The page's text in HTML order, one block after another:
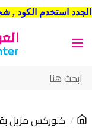
شحن
كلوركس مزيل بقع